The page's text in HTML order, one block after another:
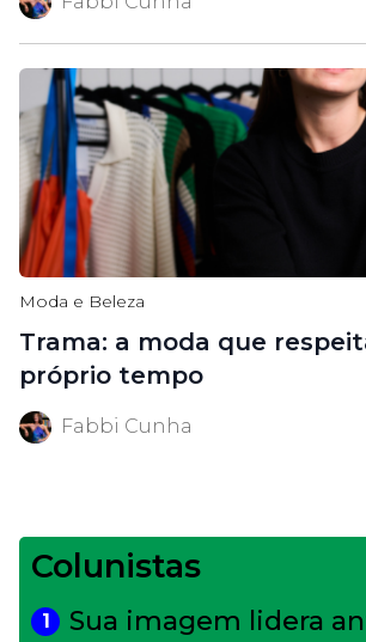
Moda e Beleza
Trama: a moda que
próprio tempo
Fabbi Cunha
Colunistas
1
Sua imagem lidera